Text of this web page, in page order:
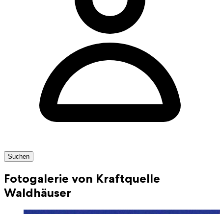
Suchen
Fotogalerie von Kraftquelle
Waldhäuser